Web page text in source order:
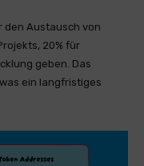
den Austausch von
20% für
geben. Das
ein langfristiges